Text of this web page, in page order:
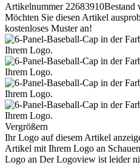
Artikelnummer 22683910Bestand
Möchten Sie diesen Artikel
kostenloses Muster an!
Vergrößern
Ihr Logo auf diesem Artikel
Artikel mit Ihrem Logo an
Logo an Der Logoview ist leider